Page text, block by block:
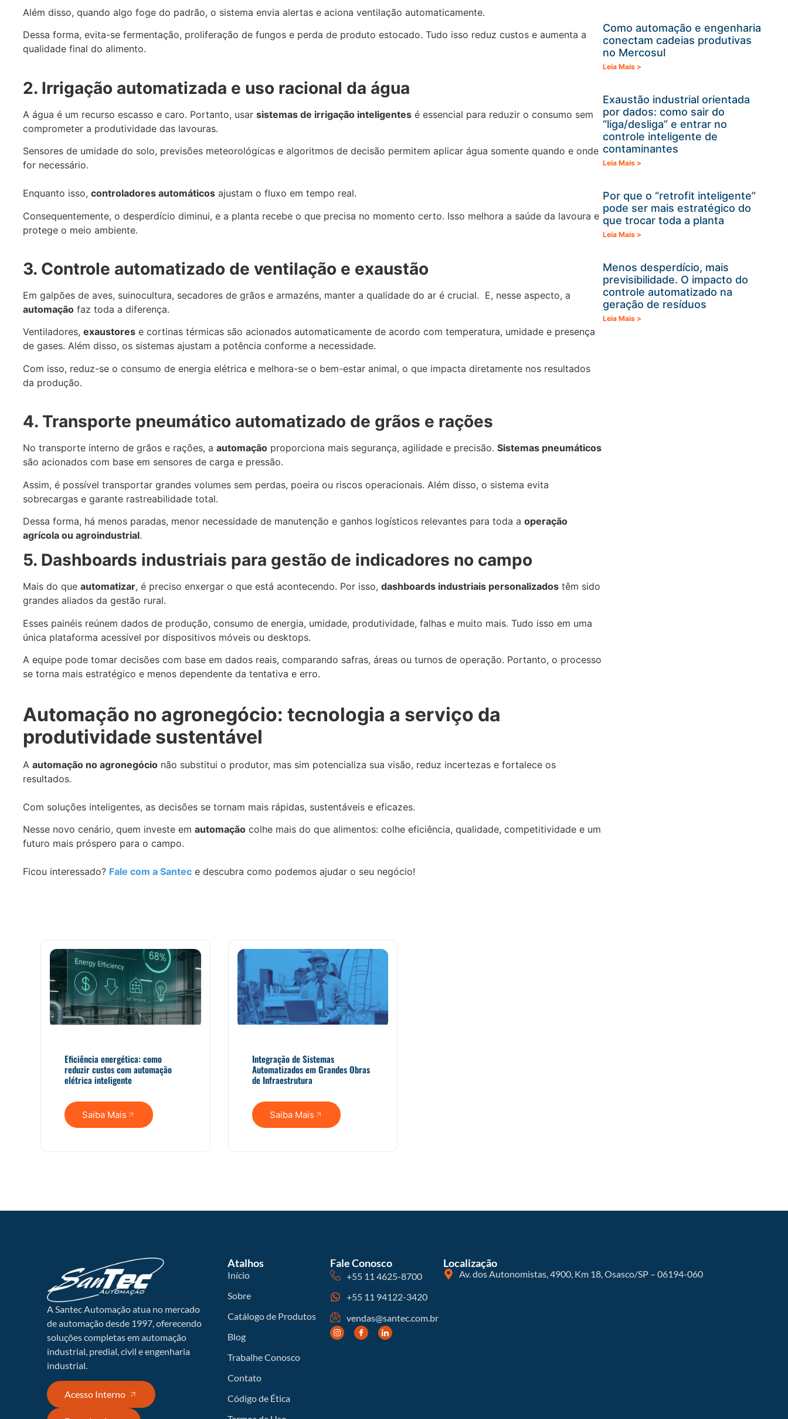
Além disso, quando algo foge do padrão, o sistema envia alertas e aciona ventilação automaticamente.
Dessa forma, evita-se fermentação, proliferação de fungos e perda de produto estocado. Tudo isso reduz custos e aumenta a
qualidade final do alimento.
2. Irrigação automatizada e uso racional da água
A água é um recurso escasso e caro. Portanto, usar sistemas de irrigação inteligentes é essencial para reduzir o consumo sem
comprometer a produtividade das lavouras.
Sensores de umidade do solo, previsões meteorológicas e algoritmos de decisão permitem aplicar água somente quando e onde
for necessário.
Enquanto isso, controladores automáticos ajustam o fluxo em tempo real.
Consequentemente, o desperdício diminui, e a planta recebe o que precisa no momento certo. Isso melhora a saúde da lavoura e
protege o meio ambiente.
3. Controle automatizado de ventilação e exaustão
Em galpões de aves, suinocultura, secadores de grãos e armazéns, manter a qualidade do ar é crucial. E, nesse aspecto, a
automação faz toda a diferença.
Ventiladores, exaustores e cortinas térmicas são acionados automaticamente de acordo com temperatura, umidade e presença
de gases. Além disso, os sistemas ajustam a potência conforme a necessidade.
Com isso, reduz-se o consumo de energia elétrica e melhora-se o bem-estar animal, o que impacta diretamente nos resultados
da produção.
4. Transporte pneumático automatizado de grãos e rações
No transporte interno de grãos e rações, a automação proporciona mais segurança, agilidade e precisão. Sistemas pneumáticos
são acionados com base em sensores de carga e pressão.
Assim, é possível transportar grandes volumes sem perdas, poeira ou riscos operacionais. Além disso, o sistema evita
sobrecargas e garante rastreabilidade total.
Dessa forma, há menos paradas, menor necessidade de manutenção e ganhos logísticos relevantes para toda a operação
agrícola ou agroindustrial.
5. Dashboards industriais para gestão de indicadores no campo
Mais do que automatizar, é preciso enxergar o que está acontecendo. Por isso, dashboards industriais personalizados têm sido
grandes aliados da gestão rural.
Esses painéis reúnem dados de produção, consumo de energia, umidade, produtividade, falhas e muito mais. Tudo isso em uma
única plataforma acessível por dispositivos móveis ou desktops.
A equipe pode tomar decisões com base em dados reais, comparando safras, áreas ou turnos de operação. Portanto, o processo
se torna mais estratégico e menos dependente da tentativa e erro.
Automação no agronegócio: tecnologia a serviço da
produtividade sustentável
A automação no agronegócio não substitui o produtor, mas sim potencializa sua visão, reduz incertezas e fortalece os
resultados.
Com soluções inteligentes, as decisões se tornam mais rápidas, sustentáveis e eficazes.
Nesse novo cenário, quem investe em automação colhe mais do que alimentos: colhe eficiência, qualidade, competitividade e um
futuro mais próspero para o campo.
Ficou interessado? Fale com a Santec e descubra como podemos ajudar o seu negócio!
Eficiência energética: como
reduzir custos com automação
elétrica inteligente
Saiba Mais
Integração de Sistemas
Automatizados em Grandes Obras
de Infraestrutura
Saiba Mais
Como automação e engenharia
conectam cadeias produtivas
no Mercosul
Leia Mais >
Exaustão industrial orientada
por dados: como sair do
“liga/desliga” e entrar no
controle inteligente de
contaminantes
Leia Mais >
Por que o “retrofit inteligente”
pode ser mais estratégico do
que trocar toda a planta
Leia Mais >
Menos desperdício, mais
previsibilidade. O impacto do
controle automatizado na
geração de resíduos
Leia Mais >
A Santec Automação atua no mercado
de automação desde 1997, oferecendo
soluções completas em automação
industrial, predial, civil e engenharia
industrial.
Acesso Interno
Atalhos
Início
Sobre
Catálogo de Produtos
Blog
Trabalhe Conosco
Contato
Código de Ética
Fale Conosco
+55 11 4625-8700
+55 11 94122-3420
vendas@santec.com.br
Localização
Av. dos Autonomistas, 4900, Km 18, Osasco/SP – 06194-060